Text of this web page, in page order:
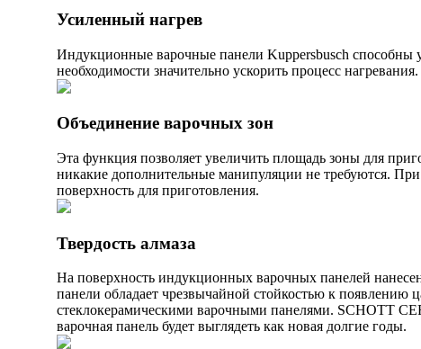
Усиленный нагрев
Индукционные варочные панели Kuppersbusch способны
необходимости значительно ускорить процесс нагревания.
Объединение варочных зон
Эта функция позволяет увеличить площадь зоны для
никакие дополнительные манипуляции не требуются.
поверхность для приготовления.
Твердость алмаза
На поверхность индукционных варочных панелей
панели обладает чрезвычайной стойкостью к появлению
стеклокерамическими варочными панелями. SCHOTT
варочная панель будет выглядеть как новая долгие годы.